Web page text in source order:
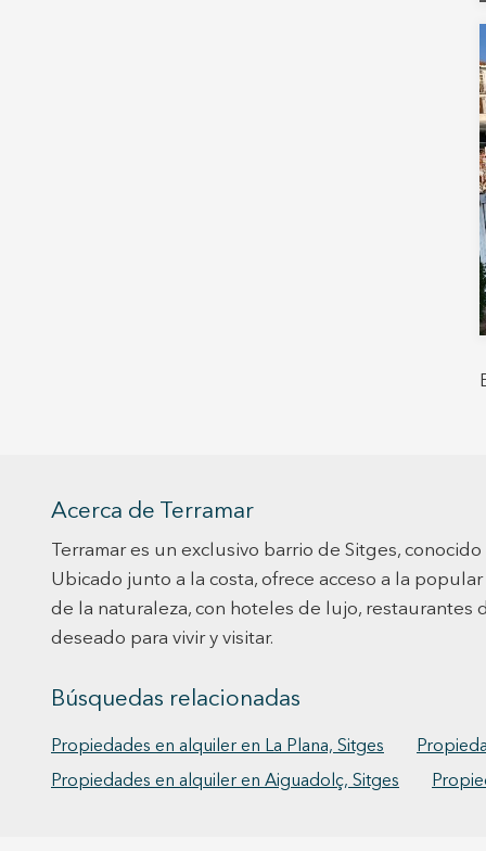
Acerca de Terramar
Terramar es un exclusivo barrio de Sitges,
Ubicado junto a la costa, ofrece acceso a la
de la naturaleza, con hoteles de lujo, restaurantes
deseado para vivir y visitar.
Búsquedas relacionadas
Propiedades en alquiler en La Plana, Sitges
Propiedades en alquiler en Aiguadolç, Sitges